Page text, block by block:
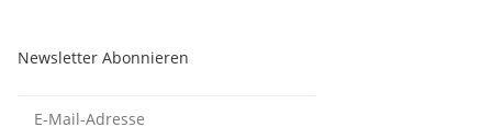
Newsletter Abonnieren
Newsletter Abonnieren